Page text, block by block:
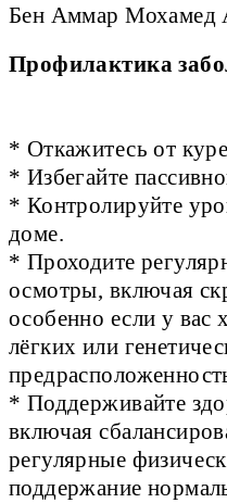
Бен Аммар Мохамед
Профилактика
* Откажитесь от
* Избегайте
* Контролируйте
доме.
* Проходите
осмотры, включая
особенно если у вас
лёгких или
* Поддерживайте
включая
регулярные
поддержание